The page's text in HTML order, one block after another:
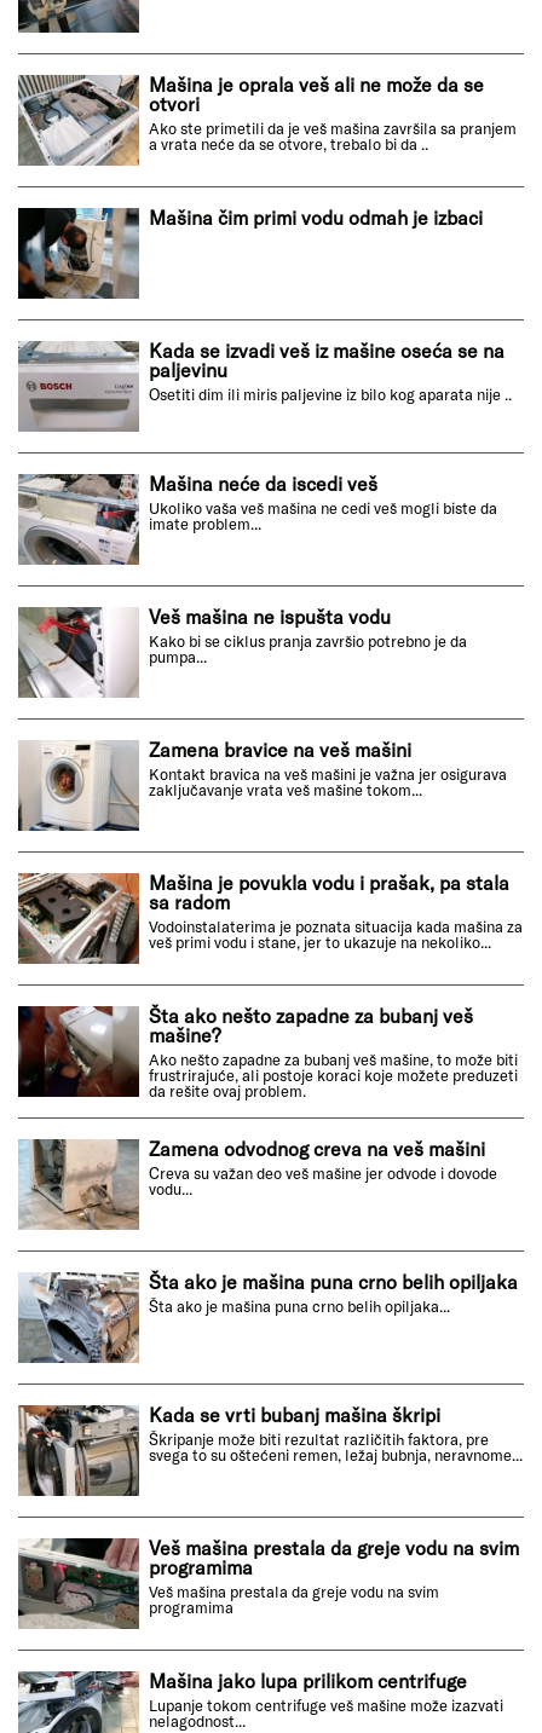
Mašina je oprala veš ali ne može da se
otvori
Ako ste primetili da je veš mašina završila sa pranjem
a vrata neće da se otvore, trebalo bi da ..
Mašina čim primi vodu odmah je izbaci
Kada se izvadi veš iz mašine oseća se na
paljevinu
Osetiti dim ili miris paljevine iz bilo kog aparata nije ..
Mašina neće da iscedi veš
Ukoliko vaša veš mašina ne cedi veš mogli biste da
imate problem...
Veš mašina ne ispušta vodu
Kako bi se ciklus pranja završio potrebno je da
pumpa...
Zamena bravice na veš mašini
Kontakt bravica na veš mašini je važna jer osigurava
zaključavanje vrata veš mašine tokom...
Mašina je povukla vodu i prašak, pa stala
sa radom
Vodoinstalaterima je poznata situacija kada mašina za
veš primi vodu i stane, jer to ukazuje na nekoliko...
Šta ako nešto zapadne za bubanj veš
mašine?
Ako nešto zapadne za bubanj veš mašine, to može biti
frustrirajuće, ali postoje koraci koje možete preduzeti
da rešite ovaj problem.
Zamena odvodnog creva na veš mašini
Creva su važan deo veš mašine jer odvode i dovode
vodu...
Šta ako je mašina puna crno belih opiljaka
Šta ako je mašina puna crno belih opiljaka...
Kada se vrti bubanj mašina škripi
Škripanje može biti rezultat različitih faktora, pre
svega to su oštećeni remen, ležaj bubnja, neravnome...
Veš mašina prestala da greje vodu na svim
programima
Veš mašina prestala da greje vodu na svim
programima
Mašina jako lupa prilikom centrifuge
Lupanje tokom centrifuge veš mašine može izazvati
nelagodnost...